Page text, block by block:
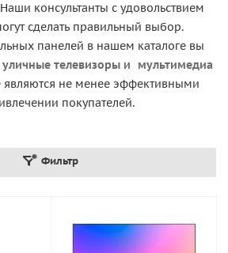
консультанты с удовольствием
сделать правильный выбор.
панелей в нашем каталоге вы
уличные телевизоры и
мультимедиа
являются не менее эффективными
покупателей.
Фильтр